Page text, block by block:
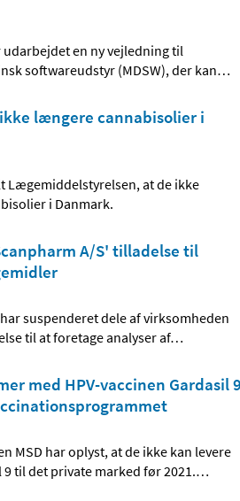
en ny vejledning til
softwareudstyr (MDSW), der kan…
længere cannabisolier i
Lægemiddelstyrelsen, at de ikke
i Danmark.
A/S' tilladelse til
suspenderet dele af virksomheden
til at foretage analyser af…
med HPV-vaccinen Gardasil 9
MSD har oplyst, at de ikke kan levere
9 til det private marked før 2021.…